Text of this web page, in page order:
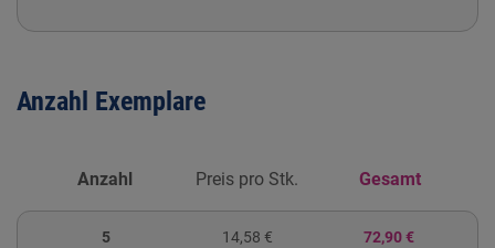
Anzahl Exemplare
Anzahl Preis pro Stk. Gesamt
5 14,58 € 72,90 €